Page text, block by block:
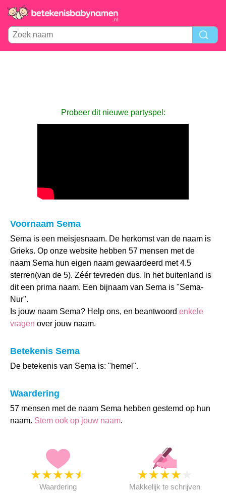
Probeer dit nieuwe partyspel:
Voornaam Sema
Sema is een meisjesnaam. De herkomst van de naam is
Grieks. Op onze website hebben 57 mensen met de
naam Sema hun eigen naam gewaardeerd met 4.5
sterren(van de 5). Zéér tevreden dus. In het buitenland is
dit een prima naam. Een bijnaam van Sema is "Sema-
Nur".
Is jouw naam Sema? Help ons, en beantwoord enkele
vragen over jouw naam.
Betekenis Sema
De betekenis van Sema is: "hemel".
Waardering
57 mensen met de naam Sema hebben gestemd op hun
naam. Stem ook op jouw naam.
★★★★★
Waardering
★★★★
Makkelijk te schrijven